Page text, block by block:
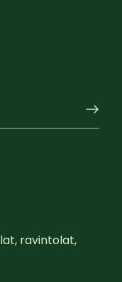
ravintolat,